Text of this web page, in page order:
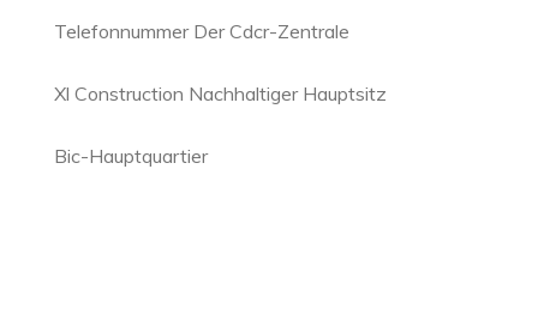
Telefonnummer Der Cdcr-Zentrale
Xl Construction Nachhaltiger Hauptsitz
Bic-Hauptquartier